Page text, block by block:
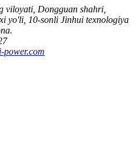
viloyati, Dongguan shahri,
yo'li, 10-sonli Jinhui texnologiya
power.com